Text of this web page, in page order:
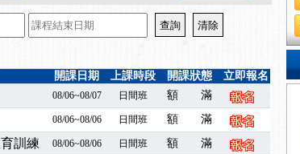
息 補課及測驗時間將另行通知
擇好困難！快來祐昕學院官網看看吧！
業主管」及「潛水作業主管」安全衛生教育訓練之結
法令研討會
開課日期 上課時段 開課狀態 立即報名
08/06~08/07 日間班 額 滿
08/06~08/06 日間班 額 滿
訓練 08/06~08/06 日間班 額 滿